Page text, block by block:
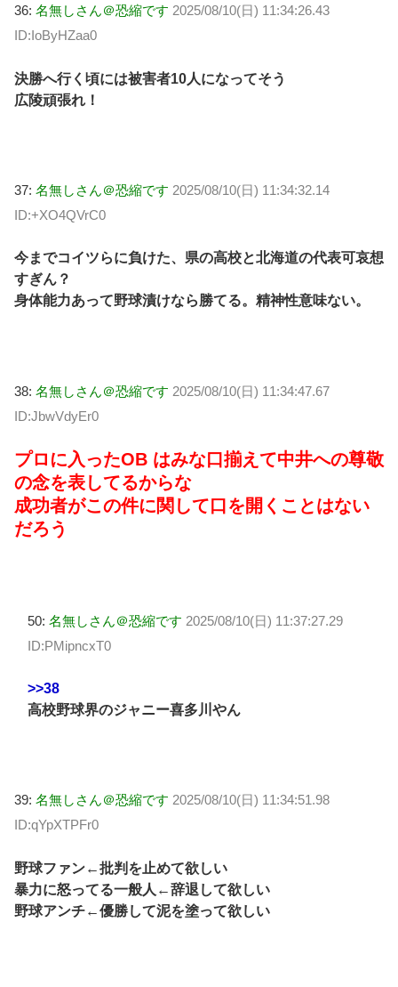
36: 名無しさん＠恐縮です 2025/08/10(日) 11:34:26.43
ID:IoByHZaa0
決勝へ行く頃には被害者10人になってそう
広陵頑張れ！
37: 名無しさん＠恐縮です 2025/08/10(日) 11:34:32.14
ID:+XO4QVrC0
今までコイツらに負けた、県の高校と北海道の代表可哀想
すぎん？
身体能力あって野球漬けなら勝てる。精神性意味ない。
38: 名無しさん＠恐縮です 2025/08/10(日) 11:34:47.67
ID:JbwVdyEr0
プロに入ったOB はみな口揃えて中井への尊敬
の念を表してるからな
成功者がこの件に関して口を開くことはない
だろう
50: 名無しさん＠恐縮です 2025/08/10(日) 11:37:27.29
ID:PMipncxT0
>>38
高校野球界のジャニー喜多川やん
39: 名無しさん＠恐縮です 2025/08/10(日) 11:34:51.98
ID:qYpXTPFr0
野球ファン←批判を止めて欲しい
暴力に怒ってる一般人←辞退して欲しい
野球アンチ←優勝して泥を塗って欲しい